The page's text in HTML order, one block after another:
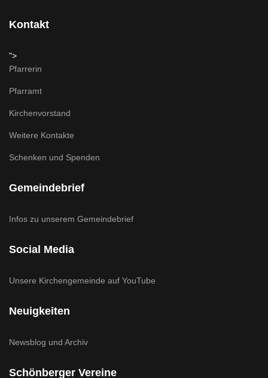
Kontakt
">
Pfarrerin
Pfarramt
Kirchenvorstand
Weitere Kontakte
Schenken und Spenden
Gemeindebrief
Infos zu unserem Gemeindebrief
Social Media
Unsere Kirchengemeinde auf YouTube
Neuigkeiten
Newsblog und Archiv
Schönberger Vereine